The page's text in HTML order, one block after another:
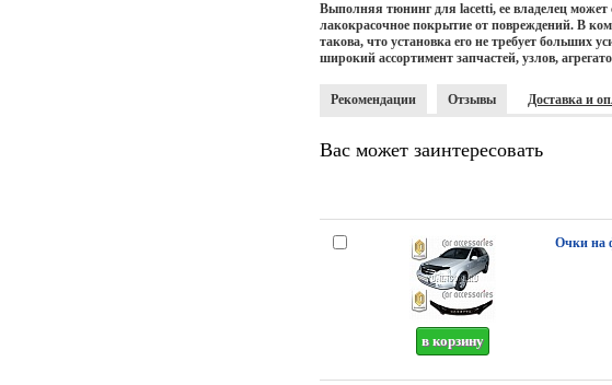
Выполняя тюнинг для lacetti, ее владелец
лакокрасочное покрытие от повреждений. В
такова, что установка его не требует больших
широкий ассортимент запчастей, узлов,
Рекомендации Отзывы Доставка и
Вас может заинтересовать
Очки на